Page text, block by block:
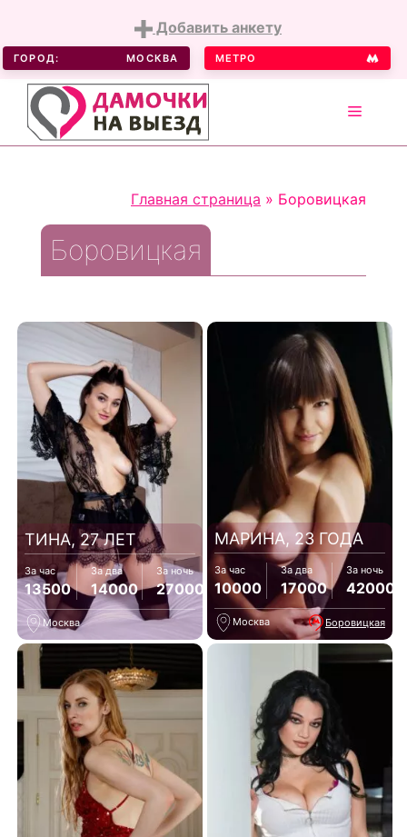
Добавить анкету
ГОРОД: МОСКВА МЕТРО
MENU
Главная страница » Боровицкая
Боровицкая
ТИНА, 27 ЛЕТ
За час
13500
За два
14000
За ночь
27000
Москва
МАРИНА, 23 ГОДА
За час
10000
За два
17000
За ночь
42000
Москва Боровицкая